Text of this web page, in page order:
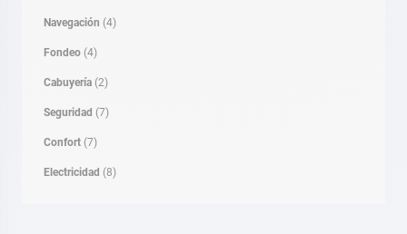
Navegación (4)
Fondeo (4)
Cabuyería (2)
Seguridad (7)
Confort (7)
Electricidad (8)